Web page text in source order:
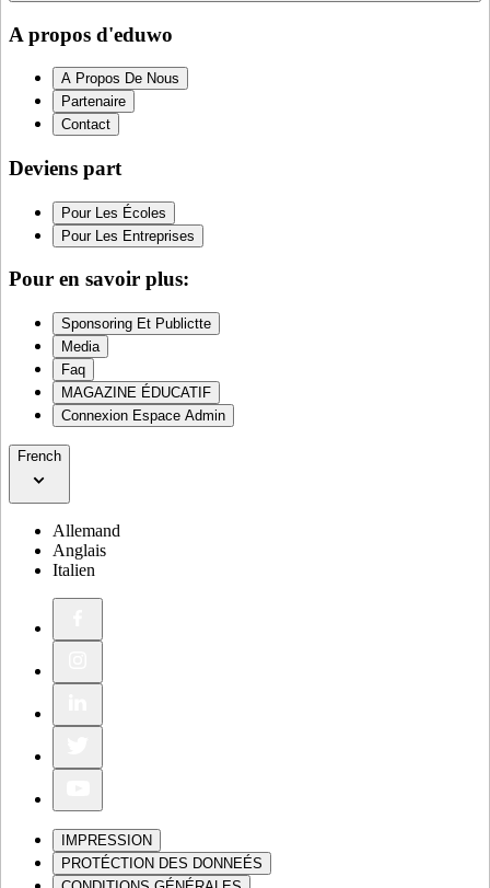
A propos d'eduwo
A Propos De Nous
Partenaire
Contact
Deviens part
Pour Les Écoles
Pour Les Entreprises
Pour en savoir plus:
Sponsoring Et Publictte
Media
Faq
MAGAZINE ÉDUCATIF
Connexion Espace Admin
French
Allemand
Anglais
Italien
IMPRESSION
PROTÉCTION DES DONNEÉS